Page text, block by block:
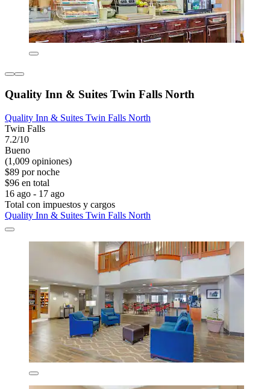
Quality Inn & Suites Twin Falls North
Quality Inn & Suites Twin Falls North
Twin Falls
7.2/10
Bueno
(1,009 opiniones)
$89 por noche
$96 en total
16 ago - 17 ago
Total con impuestos y cargos
Quality Inn & Suites Twin Falls North